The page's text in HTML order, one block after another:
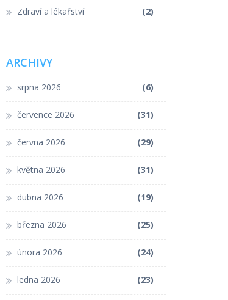
Zdraví a lékařství (2)
ARCHIVY
srpna 2026 (6)
července 2026 (31)
června 2026 (29)
května 2026 (31)
dubna 2026 (19)
března 2026 (25)
února 2026 (24)
ledna 2026 (23)